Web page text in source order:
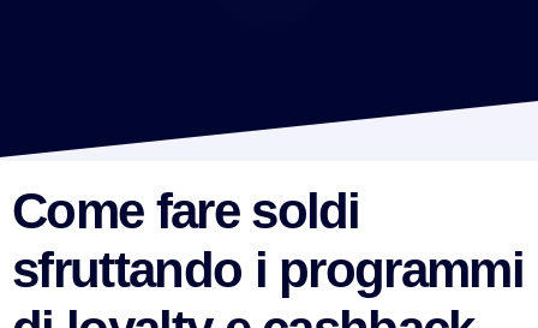
Come fare soldi
sfruttando i programmi